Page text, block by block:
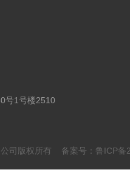
号1号楼2510
公司版权所有 备案号：鲁ICP